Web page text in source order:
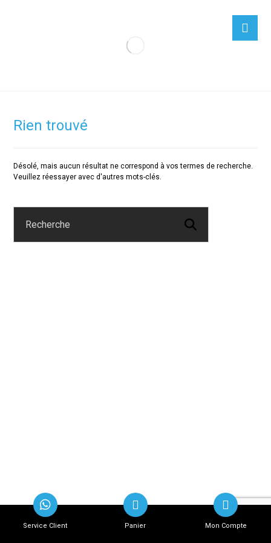
Rien trouvé
Désolé, mais aucun résultat ne correspond à vos termes de recherche.
Veuillez réessayer avec d'autres mots-clés.
Service Client Panier Mon Compte